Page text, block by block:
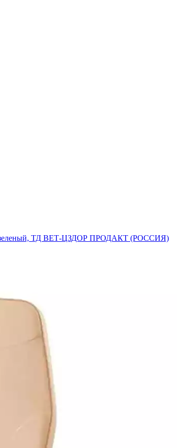
зеленый, ТД ВЕТ-ЦЗДОР ПРОДАКТ (РОССИЯ)